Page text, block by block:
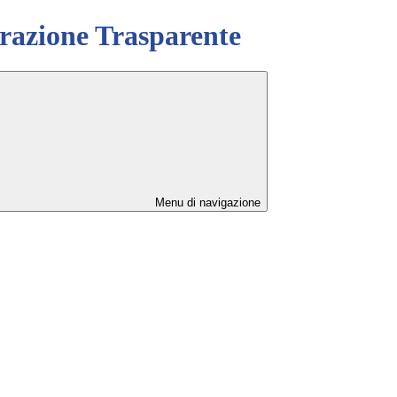
Trasparente
Menu di navigazione